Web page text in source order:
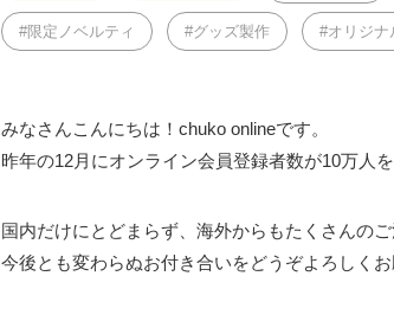
限定ノベルティ グッズ製作 オリジナ
みなさんこんにちは！chuko onlineです。
昨年の12月にオンライン会員登録者数が10万人
国内だけにとどまらず、海外からもたくさんの
今後とも変わらぬお付き合いをどうぞよろしくお